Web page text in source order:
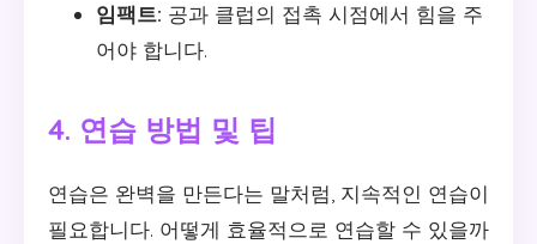
임팩트: 공과 클럽의 접촉 시점에서 힘을 주
어야 합니다.
4. 연습 방법 및 팁
연습은 완벽을 만든다는 말처럼, 지속적인 연습이
필요합니다. 어떻게 효율적으로 연습할 수 있을까